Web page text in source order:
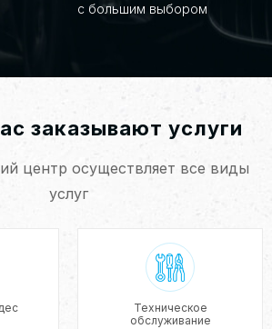
с большим выбором
заказывают услуги
центр осуществляет все виды
услуг
Техническое
обслуживание